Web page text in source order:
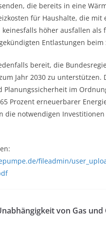
die bereits in eine
für Haushalte, die
höher ausfallen
Entlastungen beim
bereit, die
Jahr 2030 zu
im
Prozent erneuerbarer
die notwendigen
fileadmin/
von Gas und